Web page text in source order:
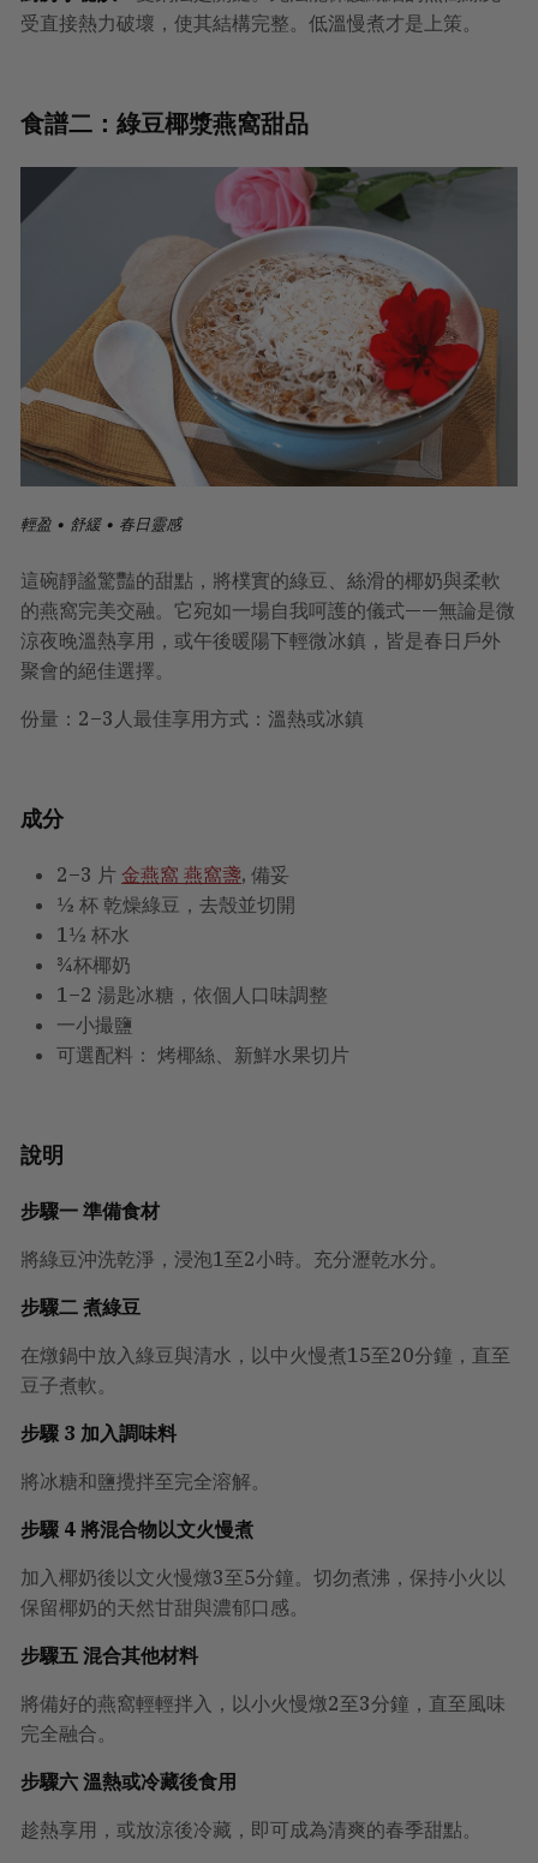
受直接熱力破壞，使其結構完整。低溫慢煮才是上策。
食譜二：綠豆椰漿燕窩甜品
輕盈 • 舒緩 • 春日靈感
這碗靜謐驚豔的甜點，將樸實的綠豆、絲滑的椰奶與柔軟
的燕窩完美交融。它宛如一場自我呵護的儀式——無論是微
涼夜晚溫熱享用，或午後暖陽下輕微冰鎮，皆是春日戶外
聚會的絕佳選擇。
份量：2–3人最佳享用方式：溫熱或冰鎮
成分
2–3 片 金燕窩 燕窩盞, 備妥
½ 杯 乾燥綠豆，去殼並切開
1½ 杯水
¾杯椰奶
1–2 湯匙冰糖，依個人口味調整
一小撮鹽
可選配料： 烤椰絲、新鮮水果切片
說明
步驟一 準備食材
將綠豆沖洗乾淨，浸泡1至2小時。充分瀝乾水分。
步驟二 煮綠豆
在燉鍋中放入綠豆與清水，以中火慢煮15至20分鐘，直至
豆子煮軟。
步驟 3 加入調味料
將冰糖和鹽攪拌至完全溶解。
步驟 4 將混合物以文火慢煮
加入椰奶後以文火慢燉3至5分鐘。切勿煮沸，保持小火以
保留椰奶的天然甘甜與濃郁口感。
步驟五 混合其他材料
將備好的燕窩輕輕拌入，以小火慢燉2至3分鐘，直至風味
完全融合。
步驟六 溫熱或冷藏後食用
趁熱享用，或放涼後冷藏，即可成為清爽的春季甜點。